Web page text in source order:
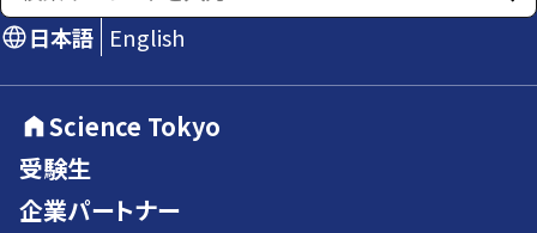
日本語 English
Science Tokyo
受験生
企業パートナー